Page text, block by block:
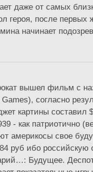
даже от самых
героя, после первых
начинает
вышел фильм с
согласно
картины составил
- как патриотично
америкосы свое
руб ибо
Будущее.